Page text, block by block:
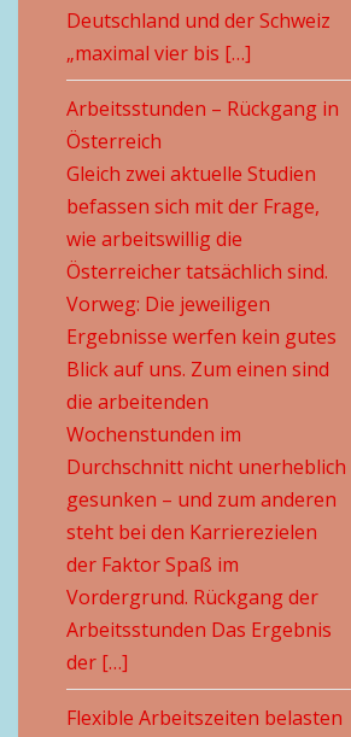
Deutschland und der Schweiz
„maximal vier bis […]
Arbeitsstunden – Rückgang in
Österreich
Gleich zwei aktuelle Studien
befassen sich mit der Frage,
wie arbeitswillig die
Österreicher tatsächlich sind.
Vorweg: Die jeweiligen
Ergebnisse werfen kein gutes
Blick auf uns. Zum einen sind
die arbeitenden
Wochenstunden im
Durchschnitt nicht unerheblich
gesunken – und zum anderen
steht bei den Karrierezielen
der Faktor Spaß im
Vordergrund. Rückgang der
Arbeitsstunden Das Ergebnis
der […]
Flexible Arbeitszeiten belasten